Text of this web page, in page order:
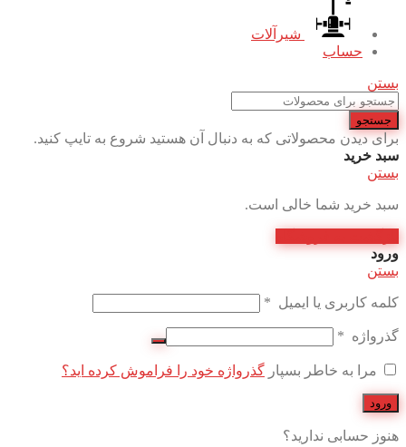
شیرآلات
حساب
بستن
جستجو
برای دیدن محصولاتی که به دنبال آن هستید شروع به تایپ کنید.
سبد خرید
بستن
سبد خرید شما خالی است.
ورود
بستن
کلمه کاربری یا ایمیل *
گذرواژه *
مرا به خاطر بسپار گذرواژه خود را فراموش کرده اید؟
ورود
هنوز حسابی ندارید؟